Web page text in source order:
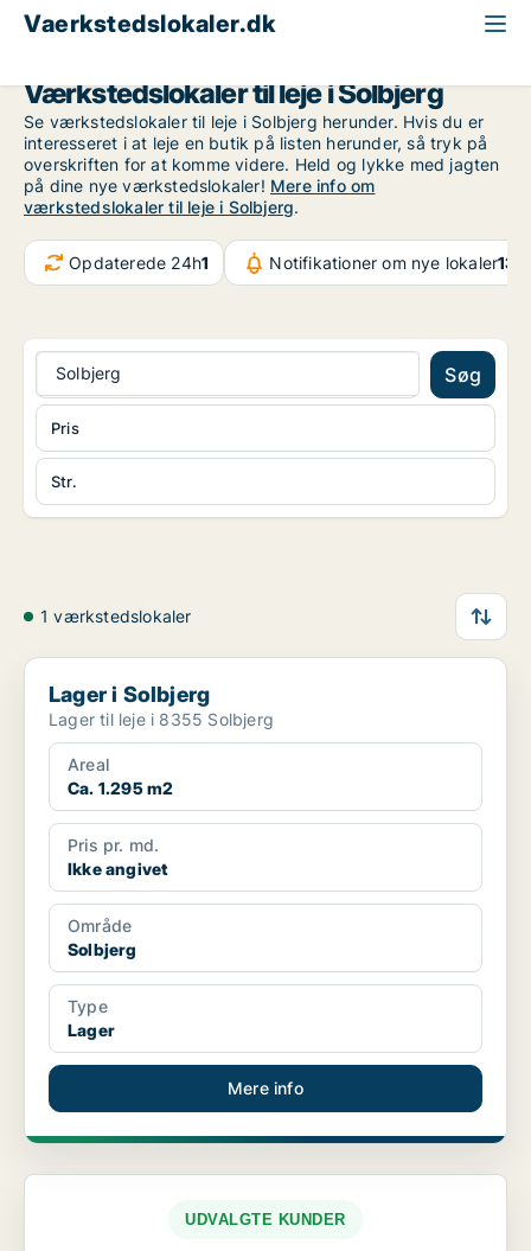
Vaerkstedslokaler.dk
Værkstedslokaler til leje i Solbjerg
Se værkstedslokaler til leje i Solbjerg herunder. Hvis du er
interesseret i at leje en butik på listen herunder, så tryk på
overskriften for at komme videre. Held og lykke med jagten
på dine nye værkstedslokaler! Mere info om
værkstedslokaler til leje i Solbjerg.
Opdaterede 24h1 Notifikationer om nye lokaler132
Solbjerg Søg
Str.
Pris
1 værkstedslokaler
Lager i Solbjerg
Lager i Solbjerg
Lager til leje i 8355 Solbjerg
Areal
Ca. 1.295 m2
Pris pr. md.
Ikke angivet
Område
Solbjerg
Type
Lager
Mere info
UDVALGTE KUNDER